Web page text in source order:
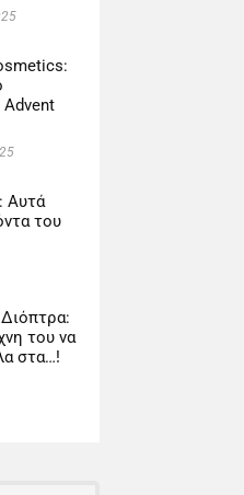
Advent
Αυτά
του
του να
στα…!